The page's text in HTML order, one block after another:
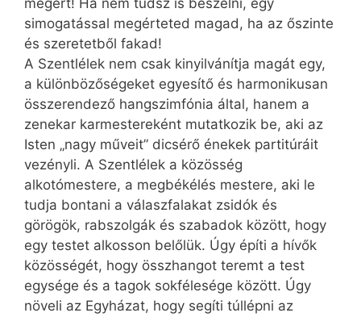
megért! Ha nem tudsz is beszélni, egy
simogatással megérteted magad, ha az őszinte
és szeretetből fakad!
A Szentlélek nem csak kinyilvánítja magát egy,
a különbözőségeket egyesítő és harmonikusan
összerendező hangszimfónia által, hanem a
zenekar karmestereként mutatkozik be, aki az
Isten „nagy műveit” dicsérő énekek partitúráit
vezényli. A Szentlélek a közösség
alkotómestere, a megbékélés mestere, aki le
tudja bontani a válaszfalakat zsidók és
görögök, rabszolgák és szabadok között, hogy
egy testet alkosson belőlük. Úgy építi a hívők
közösségét, hogy összhangot teremt a test
egysége és a tagok sokfélesége között. Úgy
növeli az Egyházat, hogy segíti túllépni az